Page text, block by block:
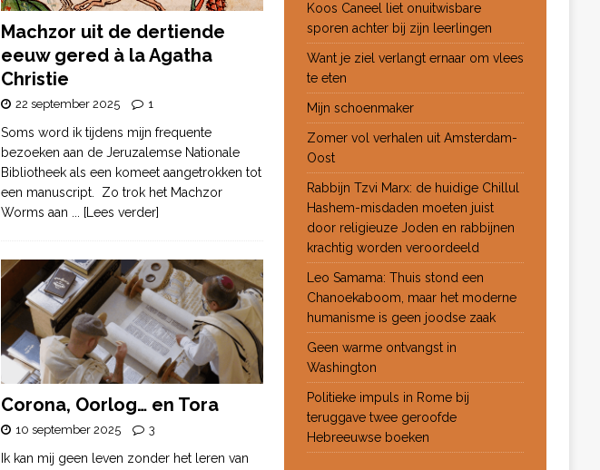
Machzor uit de dertiende
eeuw gered à la Agatha
Christie
22 september 2025 1
Soms word ik tijdens mijn frequente
bezoeken aan de Jeruzalemse Nationale
Bibliotheek als een komeet aangetrokken tot
een manuscript. Zo trok het Machzor
Worms aan ... [Lees verder]
Corona, Oorlog… en Tora
10 september 2025 3
Ik kan mij geen leven zonder het leren van
Koos Caneel liet onuitwisbare
sporen achter bij zijn leerlingen
Want je ziel verlangt ernaar om vlees
te eten
Mijn schoenmaker
Zomer vol verhalen uit Amsterdam-
Oost
Rabbijn Tzvi Marx: de huidige Chillul
Hashem-misdaden moeten juist
door religieuze Joden en rabbijnen
krachtig worden veroordeeld
Leo Samama: Thuis stond een
Chanoekaboom, maar het moderne
humanisme is geen joodse zaak
Geen warme ontvangst in
Washington
Politieke impuls in Rome bij
teruggave twee geroofde
Hebreeuwse boeken